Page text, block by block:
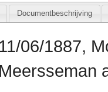
Documentbeschrijving
11/06/1887,
Meersseman